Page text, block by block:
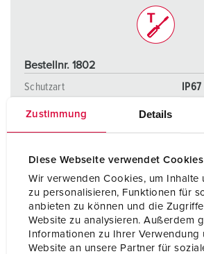
Zustimmung Details
Diese Webseite verwendet Cookies
Wir verwenden Cookies, um Inhalte
zu personalisieren, Funktionen für
anbieten zu können und die
Website zu analysieren. Außerdem
Informationen zu Ihrer Verwendung
Website an unsere Partner für
Bestellnr. 1802
Schutzart
IP67
Ampere
Anschlusstechnik